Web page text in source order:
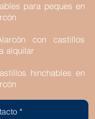
para peques en
con castillos
alquilar
hinchables en